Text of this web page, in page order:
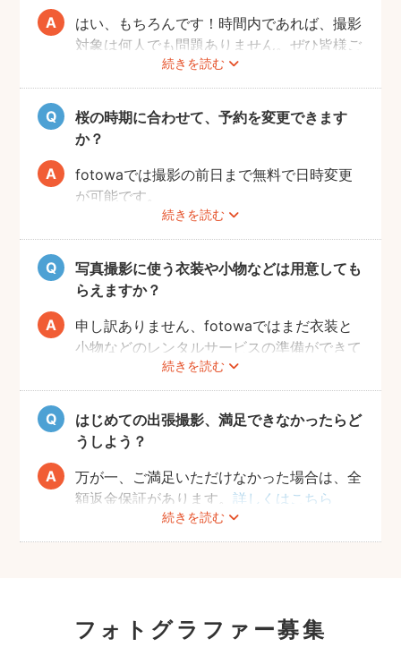
続きを読む
はい、もちろんです！時間内であれば、撮影
対象は何人でも問題ありません。ぜひ皆様ご
一緒に素敵な思い出を残してください。
桜の時期に合わせて、予約を変更できます
か？
続きを読む
fotowaでは撮影の前日まで無料で日時変更
が可能です。
ご予約の変更方法はこちら
い。
フォトグラファーの都合により、ご希望の変
更日に対応できないこともありますので、あ
めることをオススメいたします。
写真撮影に使う衣装や小物などは用意しても
らえますか？
続きを読む
申し訳ありません、fotowaではまだ衣装と
小物などのレンタルサービスの準備ができて
おりませんので、お客様ご自身にご用意をお
願いしております。
はじめての出張撮影、満足できなかったらど
うしよう？
続きを読む
万が一、ご満足いただけなかった場合は、全
額返金保証があります。詳しくはこちら
フォトグラファー募集